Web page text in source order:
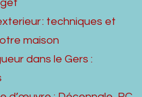
: techniques et
maison
dans le Gers :